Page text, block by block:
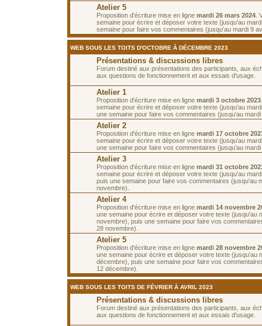
Atelier 5
Proposition d'écriture mise en ligne mardi 26 mars 2024 .
semaine pour écrire et déposer votre texte (jusqu'au
semaine pour faire vos commentaires (jusqu'au mardi 9
WEB SOUS LES TOITS D'OCTOBRE À DÉCEMBRE 2023
Présentations & discussions libres
Forum destiné aux présentations des participants, aux
aux questions de fonctionnement et aux essais d'usage.
Atelier 1
Proposition d'écriture mise en ligne mardi 3 octobre 2023
semaine pour écrire et déposer votre texte (jusqu'au
une semaine pour faire vos commentaires (jusqu'au
Atelier 2
Proposition d'écriture mise en ligne mardi 17 octobre
semaine pour écrire et déposer votre texte (jusqu'au
une semaine pour faire vos commentaires (jusqu'au
Atelier 3
Proposition d'écriture mise en ligne mardi 31 octobre
semaine pour écrire et déposer votre texte (jusqu'au
puis une semaine pour faire vos commentaires (jusqu'au
novembre).
Atelier 4
Proposition d'écriture mise en ligne mardi 14 novembre
une semaine pour écrire et déposer votre texte (jusqu'au
novembre), puis une semaine pour faire vos
28 novembre).
Atelier 5
Proposition d'écriture mise en ligne mardi 28 novembre
une semaine pour écrire et déposer votre texte (jusqu'au
décembre), puis une semaine pour faire vos
12 décembre).
WEB SOUS LES TOITS DE FÉVRIER À AVRIL 2023
Présentations & discussions libres
Forum destiné aux présentations des participants, aux
aux questions de fonctionnement et aux essais d'usage.